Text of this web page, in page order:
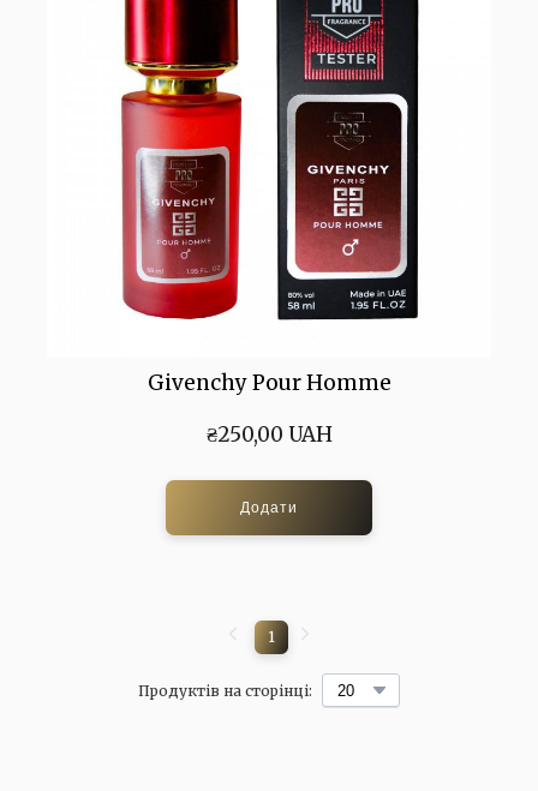
Givenchy Pour Homme
₴250,00 UAH
Додати
Продуктів на сторінці:
1